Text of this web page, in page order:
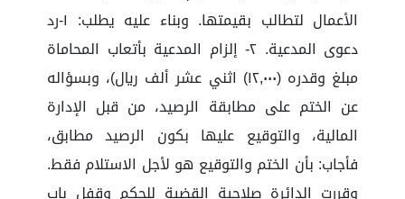
الأعمال لتطالب بقيمتها. وبناء عليه يطلب: ١-رد
دعوى المدعية. ٢- إلزام المدعية بأتعاب المحاماة
مبلغ وقدره (١٢,٠٠٠) اثني عشر ألف ريال)، وبسؤاله
عن الختم على مطابقة الرصيد، من قبل الإدارة
المالية، والتوقيع عليها بكون الرصيد مطابق،
فأجاب: بأن الختم والتوقيع هو لأجل الاستلام فقط.
وقررت الدائرة صلاحية القضية للحكم وقفل باب